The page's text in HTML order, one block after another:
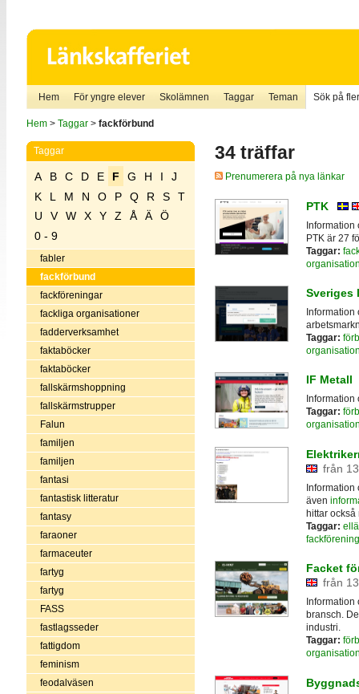
Hem För yngre elever Skolämnen Taggar Teman Sök på
Hem> Taggar> fackförbund
Taggar
A B C D E F G H I
J
K
L M N O P Q R S
T
U
V W X Y Z Å Ä
Ö
0 - 9
fabler
fackförbund
fackföreningar
fackliga organisationer
fadderverksamhet
faktaböcker
faktaböcker
fallskärmshoppning
fallskärmstrupper
Falun
familjen
familjen
fantasi
fantastisk litteratur
fantasy
faraoner
farmaceuter
fartyg
fartyg
FASS
fastlagsseder
fattigdom
feminism
feodalväsen
34 träffar
Prenumerera på nya länkar
PTK
Information
PTK är 27
Taggar:
Sveriges
Taggar:
IF Metall
Information
Taggar:
från
Information
även
hittar
Taggar:
Facket
från
Information
bransch.
industri.
Taggar: